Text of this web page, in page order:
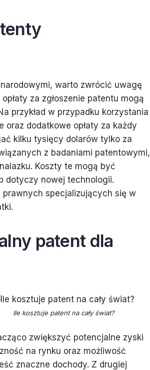
warto zwrócić uwagę
za zgłoszenie patentu mogą
przykład w przypadku korzystania
oraz dodatkowe opłaty za każdy
kilku tysięcy dolarów tylko za
z badaniami patentowymi,
Koszty te mogą być
dotyczy nowej technologii.
prawnych specjalizujących się w
patent dla
Ile kosztuje patent na cały świat?
zwiększyć potencjalne zyski
na rynku oraz możliwość
znaczne dochody. Z drugiej